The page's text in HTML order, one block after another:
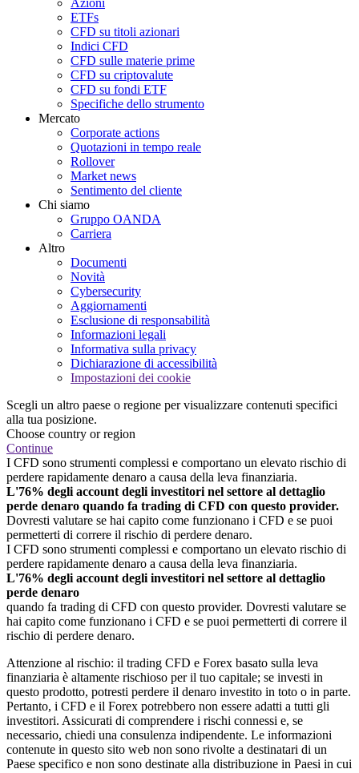
ETFs
CFD su titoli azionari
Indici CFD
CFD sulle materie prime
CFD su criptovalute
CFD su fondi ETF
Specifiche dello strumento
Mercato
Corporate actions
Quotazioni in tempo reale
Rollover
Market news
Sentimento del cliente
Chi siamo
Gruppo OANDA
Carriera
Altro
Documenti
Novità
Cybersecurity
Aggiornamenti
Esclusione di responsabilità
Informazioni legali
Informativa sulla privacy
Dichiarazione di accessibilità
Impostazioni dei cookie
Scegli un altro paese o regione per visualizzare contenuti specifici
alla tua posizione.
Choose country or region
Continue
I CFD sono strumenti complessi e comportano un elevato rischio di
perdere rapidamente denaro a causa della leva finanziaria.
L'76% degli account degli investitori nel settore al dettaglio
perde denaro quando fa trading di CFD con questo provider.
Dovresti valutare se hai capito come funzionano i CFD e se puoi
permetterti di correre il rischio di perdere denaro.
I CFD sono strumenti complessi e comportano un elevato rischio di
perdere rapidamente denaro a causa della leva finanziaria.
L'76% degli account degli investitori nel settore al dettaglio
perde denaro
quando fa trading di CFD con questo provider. Dovresti valutare se
hai capito come funzionano i CFD e se puoi permetterti di correre il
rischio di perdere denaro.
Attenzione al rischio: il trading CFD e Forex basato sulla leva
finanziaria è altamente rischioso per il tuo capitale; se investi in
questo prodotto, potresti perdere il denaro investito in toto o in parte.
Pertanto, i CFD e il Forex potrebbero non essere adatti a tutti gli
investitori. Assicurati di comprendere i rischi connessi e, se
necessario, chiedi una consulenza indipendente. Le informazioni
contenute in questo sito web non sono rivolte a destinatari di un
Paese specifico e non sono destinate alla distribuzione in Paesi in cui